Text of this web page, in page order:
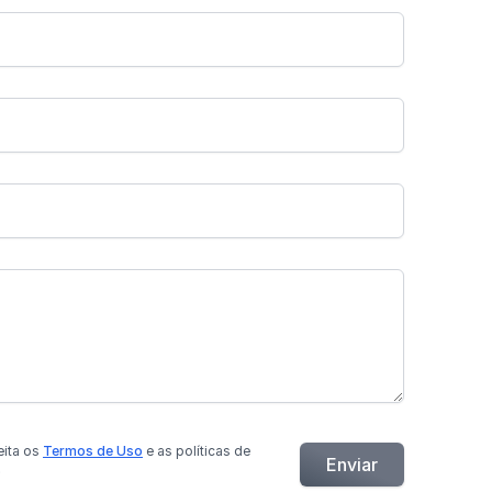
os Termos de Uso e as políticas de
Enviar